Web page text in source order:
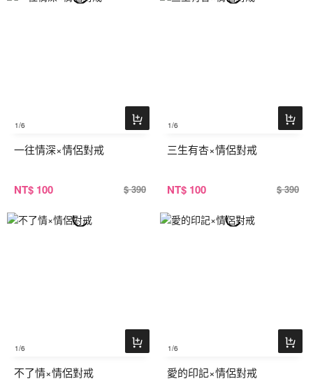
1/6
一往情深×情侶對戒
NT$ 100 $ 390
1/6
三生有杏×情侶對戒
NT$ 100 $ 390
1/6
不了情×情侶對戒
1/6
愛的印記×情侶對戒